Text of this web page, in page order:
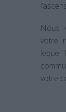
Nous
votre
lequel
votre